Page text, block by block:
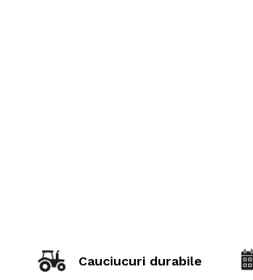
Cauciucuri durabile